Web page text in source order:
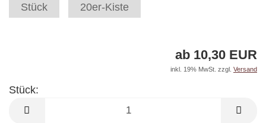
Stück
20er-Kiste
ab 10,30 EUR
inkl. 19% MwSt. zzgl. Versand
Stück:
Stück